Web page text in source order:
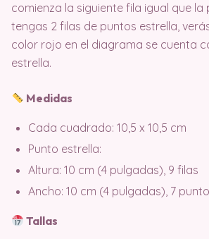
comienza la siguiente fila igual que la
tengas 2 filas de puntos estrella,
color rojo en el diagrama se cuenta
estrella.
Medidas
Cada cuadrado: 10,5 x 10,5 cm
Punto estrella:
Altura: 10 cm (4 pulgadas), 9 filas
Ancho: 10 cm (4 pulgadas), 7
Tallas